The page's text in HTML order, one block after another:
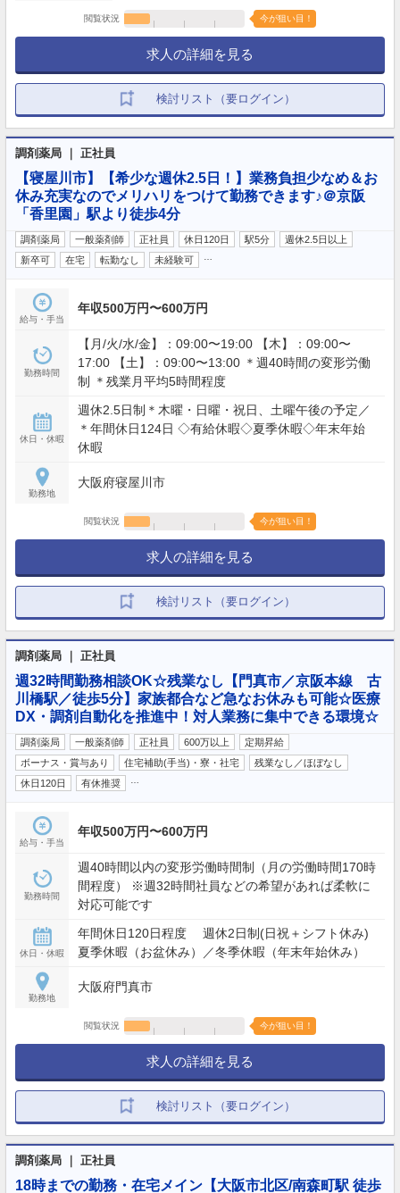
閲覧状況 今が狙い目！
求人の詳細を見る
検討リスト（要ログイン）
調剤薬局 ｜ 正社員
【寝屋川市】【希少な週休2.5日！】業務負担少なめ＆お
休み充実なのでメリハリをつけて勤務できます♪＠京阪
「香里園」駅より徒歩4分
調剤薬局 一般薬剤師 正社員 休日120日 駅5分
週休2.5日以上
新卒可
在宅 転勤なし 未経験可
給与・手当
年収500万円〜600万円
勤務時間
【月/火/水/金】：09:00〜19:00 【木】：09:00〜
17:00 【土】：09:00〜13:00 ＊週40時間の変形労働
制 ＊残業月平均5時間程度
休日・休暇
週休2.5日制＊木曜・日曜・祝日、土曜午後の予定／
＊年間休日124日 ◇有給休暇◇夏季休暇◇年末年始
休暇
勤務地
大阪府寝屋川市
閲覧状況 今が狙い目！
求人の詳細を見る
検討リスト（要ログイン）
調剤薬局 ｜ 正社員
週32時間勤務相談OK☆残業なし【門真市／京阪本線 古
川橋駅／徒歩5分】家族都合など急なお休みも可能☆医療
DX・調剤自動化を推進中！対人業務に集中できる環境☆
調剤薬局 一般薬剤師 正社員 600万以上
定期昇給
ボーナス・賞与あり
住宅補助(手当)・寮・社宅
残業なし／ほぼなし
休日120日
有休推奨
給与・手当
年収500万円〜600万円
勤務時間
週40時間以内の変形労働時間制（月の労働時間170時
間程度） ※週32時間社員などの希望があれば柔軟に
対応可能です
休日・休暇
年間休日120日程度 週休2日制(日祝＋シフト休み)
夏季休暇（お盆休み）／冬季休暇（年末年始休み）
勤務地
大阪府門真市
閲覧状況 今が狙い目！
求人の詳細を見る
検討リスト（要ログイン）
調剤薬局 ｜ 正社員
18時までの勤務・在宅メイン【大阪市北区/南森町駅 徒歩